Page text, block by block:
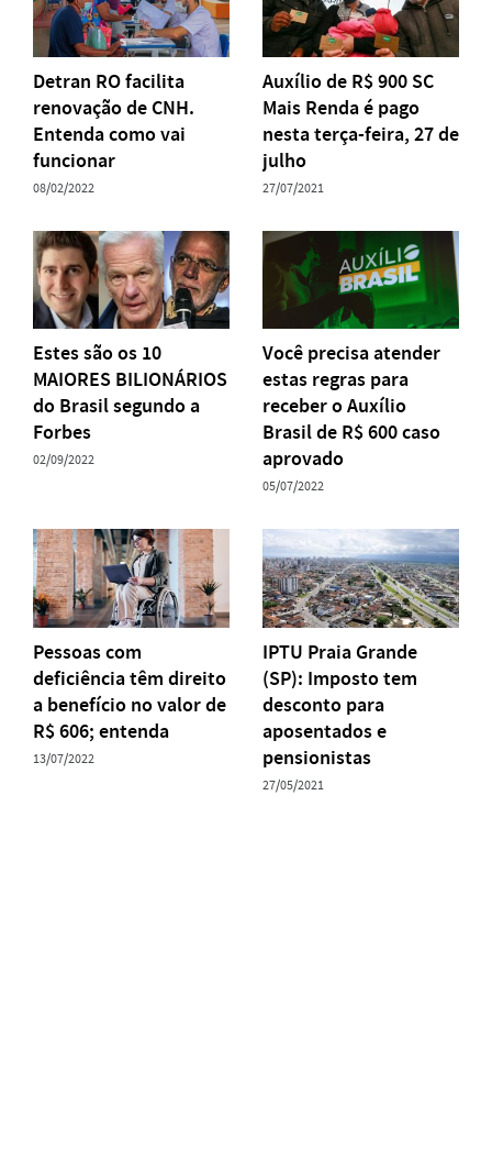
Detran RO facilita
renovação de CNH.
Entenda como vai
funcionar
08/02/2022
Auxílio de R$ 900 SC
Mais Renda é pago
nesta terça-feira, 27 de
julho
27/07/2021
Estes são os 10
MAIORES BILIONÁRIOS
do Brasil segundo a
Forbes
02/09/2022
Você precisa atender
estas regras para
receber o Auxílio
Brasil de R$ 600 caso
aprovado
05/07/2022
Pessoas com
deficiência têm direito
a benefício no valor de
R$ 606; entenda
13/07/2022
IPTU Praia Grande
(SP): Imposto tem
desconto para
aposentados e
pensionistas
27/05/2021